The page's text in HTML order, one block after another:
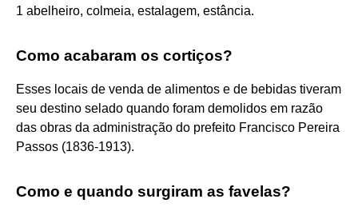
1 abelheiro, colmeia, estalagem, estância.
Como acabaram os cortiços?
Esses locais de venda de alimentos e de bebidas tiveram
seu destino selado quando foram demolidos em razão
das obras da administração do prefeito Francisco Pereira
Passos (1836-1913).
Como e quando surgiram as favelas?